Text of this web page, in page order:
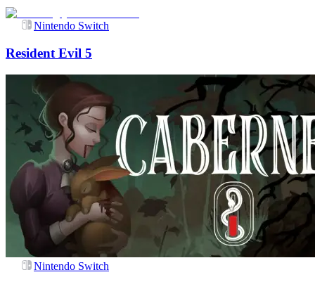
Nintendo Switch
Resident Evil 5
Nintendo Switch